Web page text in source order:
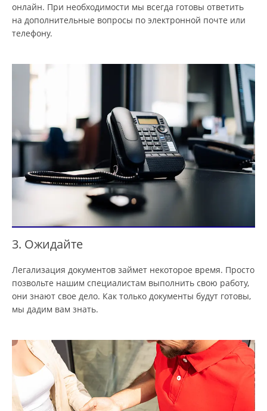
онлайн. При необходимости мы всегда готовы ответить
на дополнительные вопросы по электронной почте или
телефону.
3. Ожидайте
Легализация документов займет некоторое время. Просто
позвольте нашим специалистам выполнить свою работу,
они знают свое дело. Как только документы будут готовы,
мы дадим вам знать.